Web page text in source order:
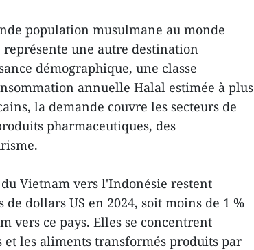
population musulmane au monde
une autre destination
démographique, une classe
annuelle Halal estimée à plus
la demande couvre les secteurs de
pharmaceutiques, des
Vietnam vers l'Indonésie restent
dollars US en 2024, soit moins de 1 %
vers ce pays. Elles se concentrent
les aliments transformés produits par